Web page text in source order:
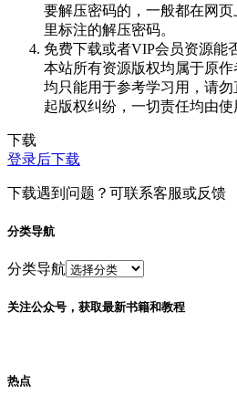
要解压密码的，一般都在网
里标注的解压密码。
免费下载或者VIP会员资源能
本站所有资源版权均属于原
均只能用于参考学习用，请勿
起版权纠纷，一切责任均由使
下载
登录后下载
下载遇到问题？可联系客服或反馈
分类导航
分类导航
关注公众号，获取最新书籍和教程
热点